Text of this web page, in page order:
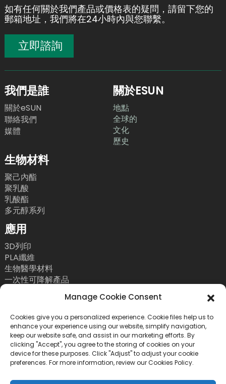
如有任何關於我們產品或價格表的疑問，請留下您的
郵箱地址，我們將在24小時內與您聯繫。
立即諮詢
我們是誰
關於eSUN
聯絡我們
媒體
關於ESUN
地點
全球的
文化
歷史
生物材料
聚己內酯
聚乳酸
乳酸酯
多元醇系列
應用
3D列印
PLA纖維
生物醫學材料
一次性可降解產品
電話：+86 755 86393186
電子郵件：bright@esungroup.net
地址：中國深圳市南山區粵海街道高新南九路55號微
軟科通大廈15A
Manage Cookie Consent
Cookies give you a personalized experience. Cookie files help us to
enhance your experience using our website, simplify navigation,
keep our website safe, and assist in our marketing efforts. By
clicking "Accept", you agree to the storing of cookies on your
device for these purposes. Click "Adjust" to adjust your cookie
preferences. For more information, review our Cookies Policy.